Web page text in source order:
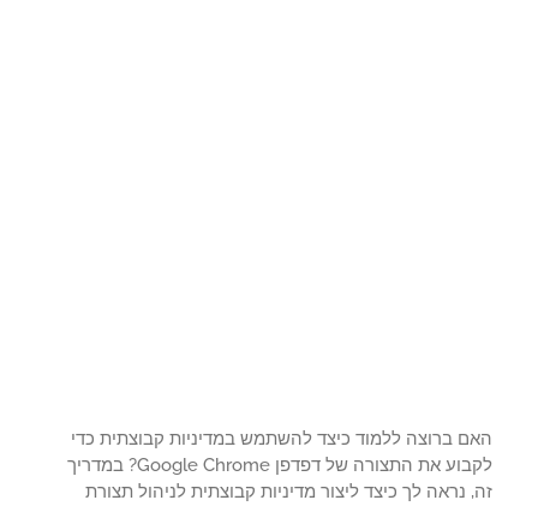
ברוצה ללמוד כיצד להשתמש במדיניות קבוצתית כדי
לקבוע את התצורה של דפדפן Google Chrome? במדריך
נראה לך כיצד ליצור מדיניות קבוצתית לניהול תצורת